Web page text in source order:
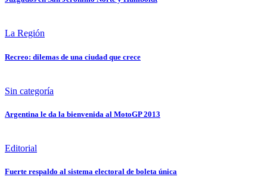
La Región
Recreo: dilemas de una ciudad que crece
Sin categoría
Argentina le da la bienvenida al MotoGP 2013
Editorial
Fuerte respaldo al sistema electoral de boleta única